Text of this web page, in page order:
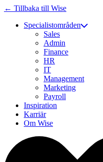
← Tillbaka till Wise
Specialistområden
Sales
Admin
Finance
HR
IT
Management
Marketing
Payroll
Inspiration
Karriär
Om Wise